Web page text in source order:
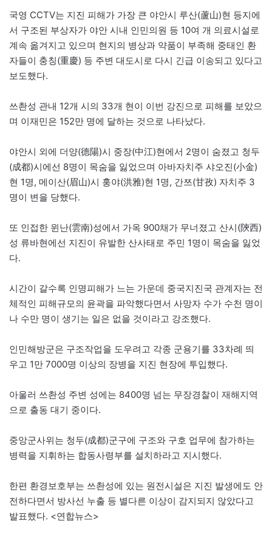
국영 CCTV는 지진 피해가 가장 큰 야안시 루산(蘆山)현 등지에
서 구조된 부상자가 야안 시내 인민의원 등 10여 개 의료시설로
계속 옮겨지고 있으며 현지의 병상과 약품이 부족해 중태인 환
자들이 충칭(重慶) 등 주변 대도시로 다시 긴급 이송되고 있다고
보도했다.
쓰촨성 관내 12개 시의 33개 현이 이번 강진으로 피해를 보았으
며 이재민은 152만 명에 달하는 것으로 나타났다.
야안시 외에 더양(德陽)시 중장(中江)현에서 2명이 숨졌고 청두
(成都)시에선 8명이 목숨을 잃었으며 아바자치주 샤오진(小金)
현 1명, 메이산(眉山)시 훙야(洪雅)현 1명, 간쯔(甘孜) 자치주 3
명이 변을 당했다.
또 인접한 윈난(雲南)성에서 가옥 900채가 무너졌고 산시(陝西)
성 류바현에선 지진이 유발한 산사태로 주민 1명이 목숨을 잃었
다.
시간이 갈수록 인명피해가 느는 가운데 중국지진국 관계자는 전
체적인 피해규모의 윤곽을 파악했다면서 사망자 수가 수천 명이
나 수만 명이 생기는 일은 없을 것이라고 강조했다.
인민해방군은 구조작업을 도우려고 각종 군용기를 33차례 띄
우고 1만 7000명 이상의 장병을 지진 현장에 투입했다.
아울러 쓰촨성 주변 성에는 8400명 넘는 무장경찰이 재해지역
으로 출동 대기 중이다.
중앙군사위는 청두(成都)군구에 구조와 구호 업무에 참가하는
병력을 지휘하는 합동사령부를 설치하라고 지시했다.
한편 환경보호부는 쓰촨성에 있는 원전시설은 지진 발생에도 안
전하다면서 방사선 누출 등 별다른 이상이 감지되지 않았다고
발표했다. <연합뉴스>